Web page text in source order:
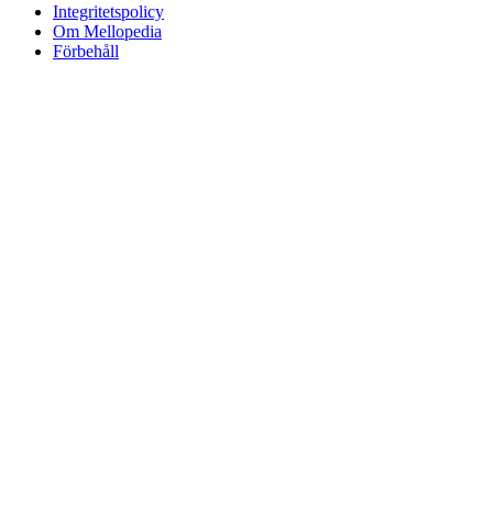
Integritetspolicy
Om Mellopedia
Förbehåll